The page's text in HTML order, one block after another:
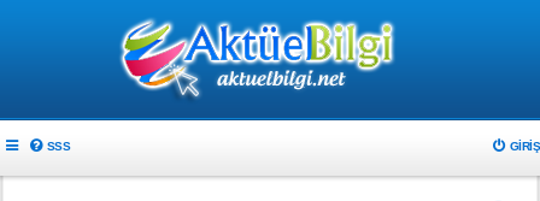
SSS GIRIŞ